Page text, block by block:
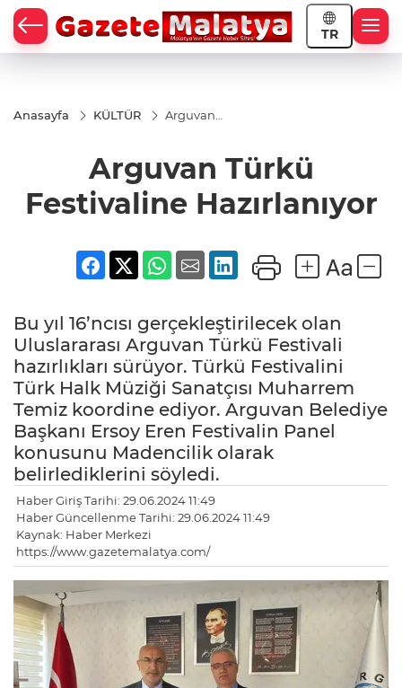
TR
Anasayfa KÜLTÜR
Arguvan
Hazırlanıyor
Arguvan Türkü
Festivaline Hazırlanıyor
Bu yıl 16’ncısı gerçekleştirilecek olan
Uluslararası Arguvan Türkü Festivali
hazırlıkları sürüyor. Türkü Festivalini
Türk Halk Müziği Sanatçısı Muharrem
Temiz koordine ediyor. Arguvan Belediye
Başkanı Ersoy Eren Festivalin Panel
konusunu Madencilik olarak
belirlediklerini söyledi.
Haber Giriş Tarihi: 29.06.2024 11:49
Haber Güncellenme Tarihi: 29.06.2024 11:49
Kaynak: Haber Merkezi
https://www.gazetemalatya.com/